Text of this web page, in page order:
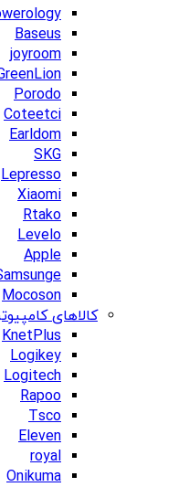
Baseus
joyroom
Porodo
Coteetci
Earldom
SKG
Lepresso
Xiaomi
Rtako
Levelo
Apple
Mocoson
کالاهای
KnetPlus
Logikey
Logitech
Rapoo
Tsco
Eleven
royal
Onikuma